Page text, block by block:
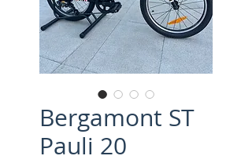
Bergamont ST
Pauli 20